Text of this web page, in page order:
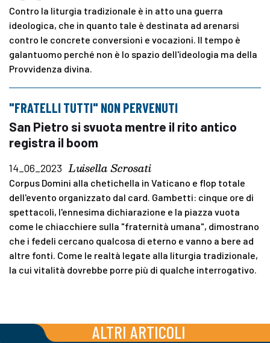
Contro la liturgia tradizionale è in atto una guerra
ideologica, che in quanto tale è destinata ad arenarsi
contro le concrete conversioni e vocazioni. Il tempo è
galantuomo perché non è lo spazio dell'ideologia ma della
Provvidenza divina.
"FRATELLI TUTTI" NON PERVENUTI
San Pietro si svuota mentre il rito antico
registra il boom
14_06_2023 Luisella Scrosati
Corpus Domini alla chetichella in Vaticano e flop totale
dell'evento organizzato dal card. Gambetti: cinque ore di
spettacoli, l'ennesima dichiarazione e la piazza vuota
come le chiacchiere sulla "fraternità umana", dimostrano
che i fedeli cercano qualcosa di eterno e vanno a bere ad
altre fonti. Come le realtà legate alla liturgia tradizionale,
la cui vitalità dovrebbe porre più di qualche interrogativo.
ALTRI ARTICOLI